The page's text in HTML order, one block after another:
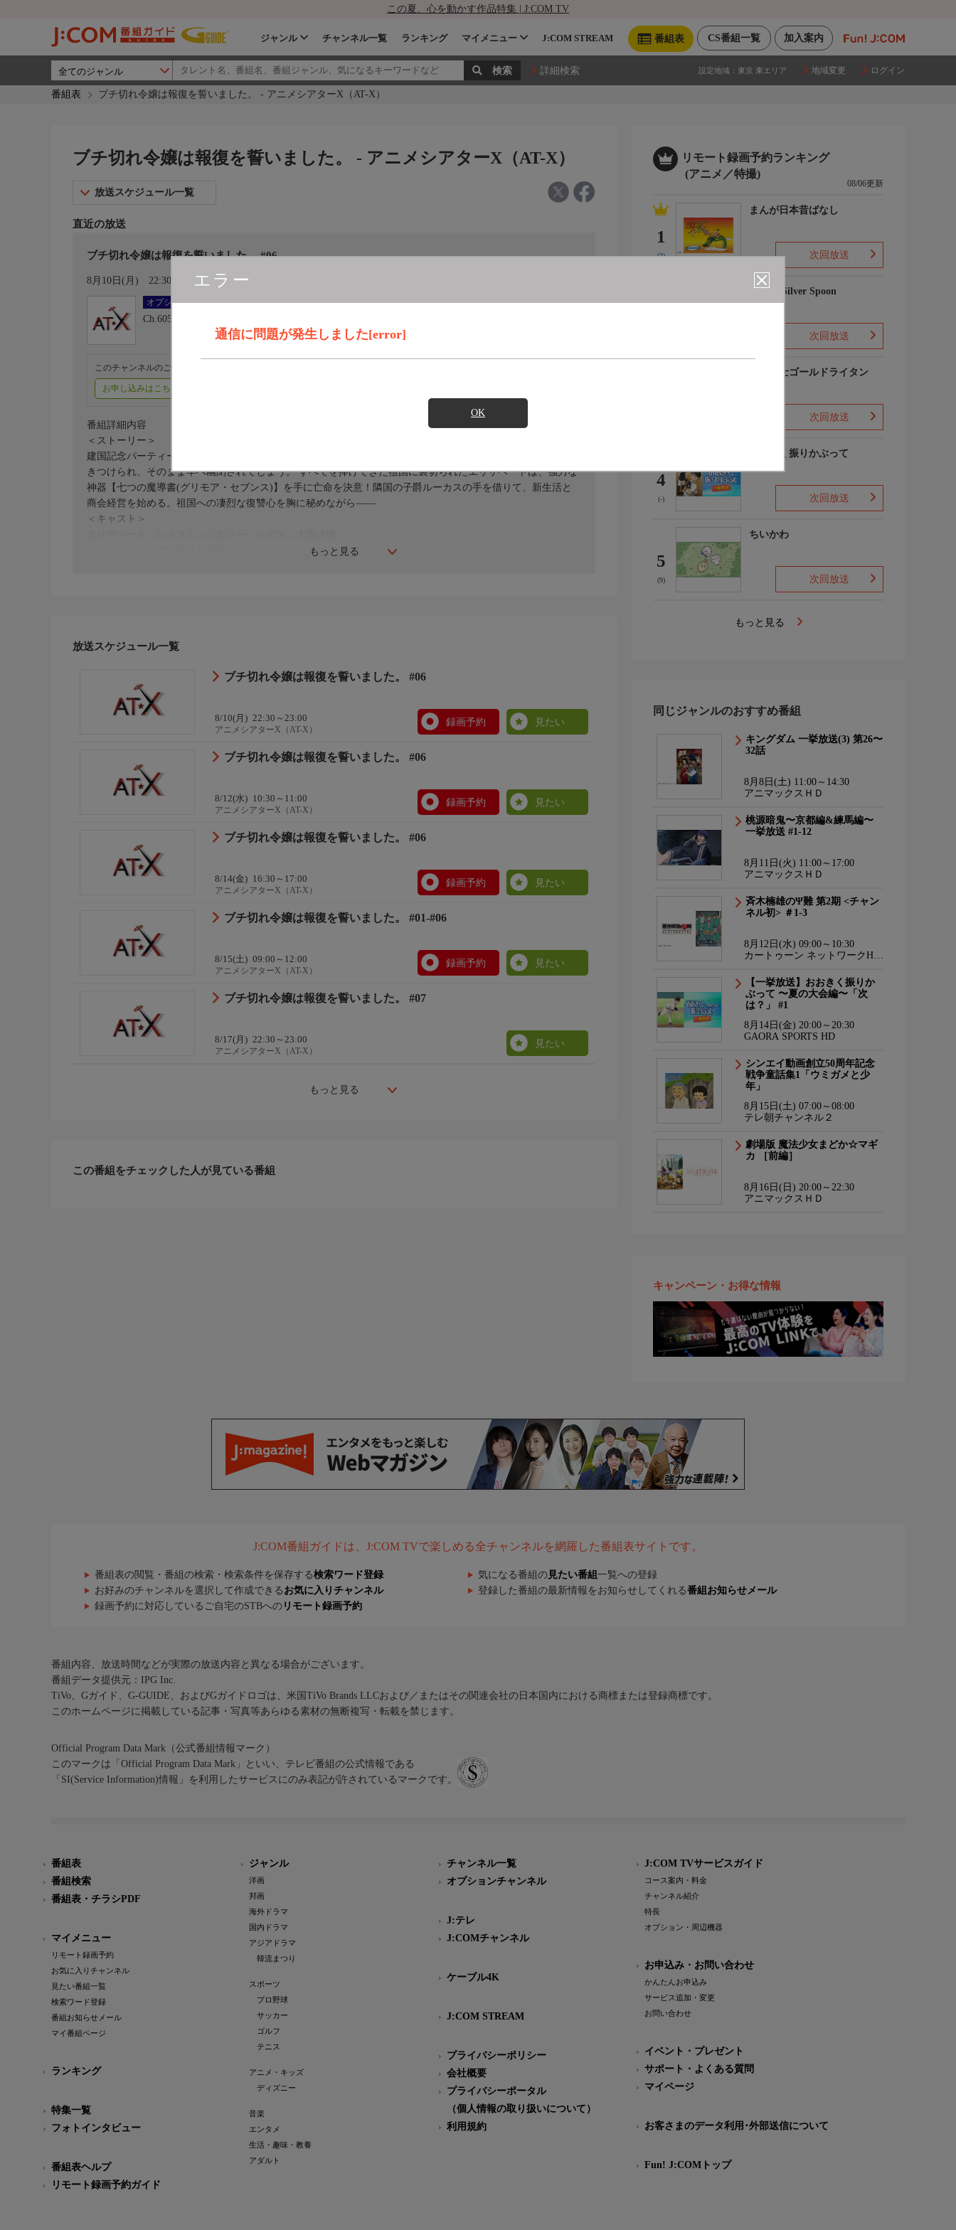
この夏、心を動かす作品特集 | J:COM TV
加入案内
CS番組一覧
番組表
ジャンル チャンネル一覧 ランキング マイメニュー J:COM STREAM
詳細検索 設定地域： 東京 東エリア 地域変更 ログイン
番組表 ブチ切れ令嬢は報復を誓いました。 - アニメシアターX（AT-X）
エラー
通信に問題が発生しました[error]
OK
ブチ切れ令嬢は報復を誓いました。 - アニメシアターX（AT-X）
放送スケジュール一覧
直近の放送
ブチ切れ令嬢は報復を誓いました。 #06
8月10日(月) 22:30〜23:00 カレンダー登録
オプション
Ch.605
このチャンネルのご視聴には、オプションチャンネル(有料)のご契約が必要となります。
お申し込みはこちら
もっと見る
番組詳細内容
＜ストーリー＞
建国記念パーティーの夜、公爵令嬢エリザベートは、ほかの令嬢に心を移した王太子から突然の婚約破棄を突
きつけられ、そのまま牢へ幽閉されてしまう。 すべてを捧げてきた祖国に裏切られたエリザベートは、強力な
神器【七つの魔導書(グリモア・セブンス)】を手に亡命を決意！隣国の子爵ルーカスの手を借りて、新生活と
商会経営を始める。祖国への凄烈な復讐心を胸に秘めながら――
＜キャスト＞
放送スケジュール一覧
ブチ切れ令嬢は報復を誓いました。 #06
8/10(月) 22:30～23:00
アニメシアターX（AT-X）
録画予約 見たい
ブチ切れ令嬢は報復を誓いました。 #06
8/12(水) 10:30～11:00
アニメシアターX（AT-X）
録画予約 見たい
ブチ切れ令嬢は報復を誓いました。 #06
8/14(金) 16:30～17:00
アニメシアターX（AT-X）
録画予約 見たい
ブチ切れ令嬢は報復を誓いました。 #01-#06
8/15(土) 09:00～12:00
アニメシアターX（AT-X）
録画予約 見たい
ブチ切れ令嬢は報復を誓いました。 #07
8/17(月) 22:30～23:00
アニメシアターX（AT-X）
見たい
もっと見る
この番組をチェックした人が見ている番組
リモート録画予約ランキング
(アニメ／特撮)
08/06更新
1
(2)
まんが日本昔ばなし
次回放送
銀の匙 Silver Spoon
次回放送
黄金戦士ゴールドライタン
次回放送
4
(-)
おおきく振りかぶって
次回放送
5
(9)
ちいかわ
次回放送
もっと見る
同じジャンルのおすすめ番組
キングダム 一挙放送(3) 第26〜
32話
8月8日(土) 11:00～14:30
アニマックスＨＤ
桃源暗鬼〜京都編&練馬編〜
一挙放送 #1-12
8月11日(火) 11:00～17:00
アニマックスＨＤ
斉木楠雄のΨ難 第2期 <チャン
ネル初> ＃1-3
8月12日(水) 09:00～10:30
カートゥーン ネットワークHD
【一挙放送】おおきく振りか
ぶって 〜夏の大会編〜「次
は？」 #1
8月14日(金) 20:00～20:30
GAORA SPORTS HD
シンエイ動画創立50周年記念
戦争童話集1「ウミガメと少
年」
8月15日(土) 07:00～08:00
テレ朝チャンネル２
劇場版 魔法少女まどか☆マギ
カ ［前編］
8月16日(日) 20:00～22:30
アニマックスＨＤ
キャンペーン・お得な情報
J:COM番組ガイドは、J:COM TVで楽しめる全チャンネルを網羅した番組表サイトです。
番組表の閲覧・番組の検索・検索条件を保存する検索ワード登録 気になる番組の 見たい番組 一覧への登録
お好みのチャンネルを選択して作成できる お気に入りチャンネル 登録した番組の最新情報をお知らせしてくれる番組お知らせメール
録画予約に対応しているご自宅のSTBへの リモート録画予約
番組内容、放送時間などが実際の放送内容と異なる場合がございます。
番組データ提供元：IPG Inc.
TiVo、Gガイド、G-GUIDE、およびGガイドロゴは、米国TiVo Brands LLCおよび／またはその関連会社の日本国内における商標または登録商標です。
このホームページに掲載している記事・写真等あらゆる素材の無断複写・転載を禁じます。
Official Program Data Mark（公式番組情報マーク）
このマークは「Official Program Data Mark」といい、テレビ番組の公式情報である
「SI(Service Information)情報」を利用したサービスにのみ表記が許されているマークです。
番組表
番組検索
番組表・チラシPDF
マイメニュー
リモート録画予約
お気に入りチャンネル
見たい番組一覧
検索ワード登録
番組お知らせメール
マイ番組ページ
ランキング
特集一覧
フォトインタビュー
番組表ヘルプ
リモート録画予約ガイド
ジャンル
洋画
邦画
海外ドラマ
国内ドラマ
アジアドラマ
韓流まつり
スポーツ
プロ野球
サッカー
ゴルフ
テニス
アニメ・キッズ
ディズニー
音楽
エンタメ
生活・趣味・教養
アダルト
チャンネル一覧
オプションチャンネル
J:テレ
J:COMチャンネル
ケーブル4K
J:COM STREAM
プライバシーポリシー
会社概要
プライバシーポータル
（個人情報の取り扱いについて）
利用規約
J:COM TVサービスガイド
コース案内・料金
チャンネル紹介
特長
オプション・周辺機器
お申込み・お問い合わせ
かんたんお申込み
サービス追加・変更
お問い合わせ
イベント・プレゼント
サポート・よくある質問
マイページ
お客さまのデータ利用･外部送信について
Fun! J:COMトップ